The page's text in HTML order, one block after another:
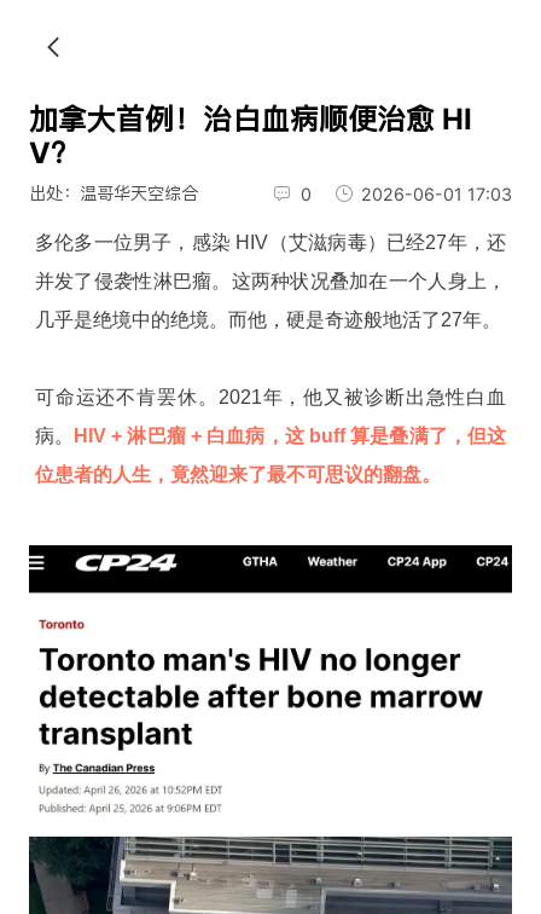
加拿大首例！治白血病顺便治愈 HI
V？
出处：温哥华天空综合 0 2026-06-01 17:03
多伦多一位男子，感染 HIV（艾滋病毒）已经27年，还
并发了侵袭性淋巴瘤。这两种状况叠加在一个人身上，
几乎是绝境中的绝境。而他，硬是奇迹般地活了27年。
可命运还不肯罢休。2021年，他又被诊断出急性白血
病。
HIV + 淋巴瘤 + 白血病，这 buff 算是叠满了，但这
位患者的人生，竟然迎来了最不可思议的翻盘。